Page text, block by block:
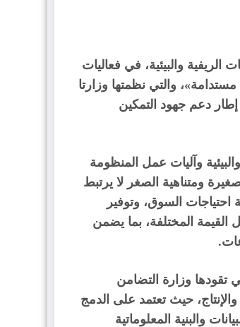
والبيئية، في فعاليات
والتي نظمتها وزارتا
دعم جهود التمكين
وآليات عمل المنظومة
ومتناهية الصغر لا يرتبط
السوق، وتوفير
القيمة المختلفة، بما يضمن
تقودها وزارة التضامن
حيث تعتمد على الدمج
والبنية المعلوماتية